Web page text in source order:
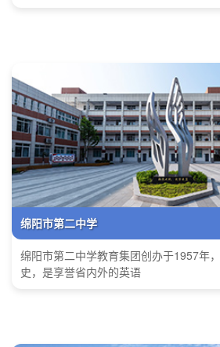
绵阳市第二中学
绵阳市第二中学教育集团创办于1957年
史，是享誉省内外的英语